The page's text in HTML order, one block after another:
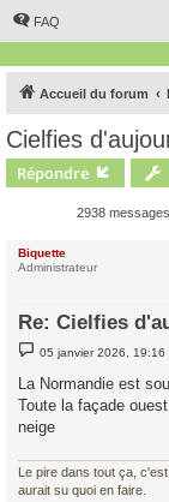
FAQ
Accueil du forum
Cielfies
Répondre
2938 messages
Biquette
Administrateur
Re: Cielfies
M
e
s
s
a
g
e
05 janvier 2026, 19:16
La Normandie est
Toute la façade
neige
Le pire dans tout ça,
aurait su quoi en faire.